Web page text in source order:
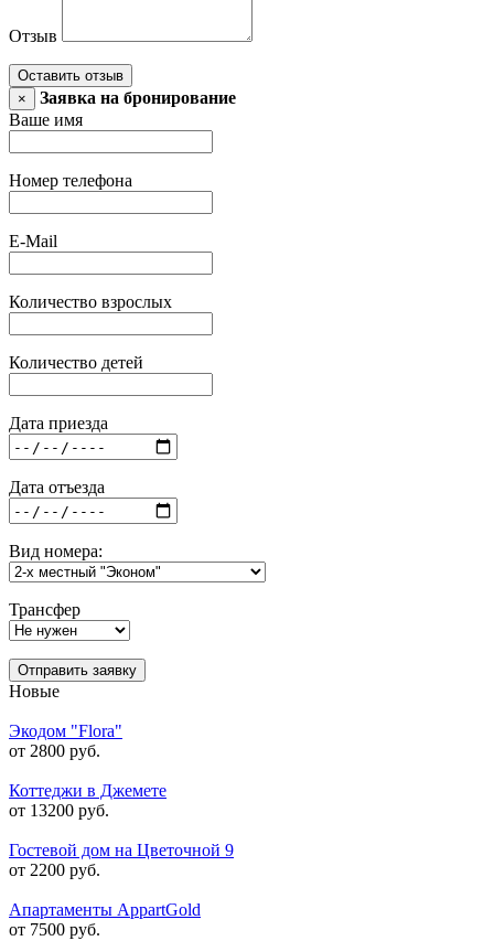
Отзыв
Оставить отзыв
×
Заявка на бронирование
Ваше имя
Номер телефона
E-Mail
Количество взрослых
Количество детей
Дата приезда
Дата отъезда
Вид номера:
Трансфер
Отправить заявку
Новые
Экодом "Flora"
от 2800 руб.
Коттеджи в Джемете
от 13200 руб.
Гостевой дом на Цветочной 9
от 2200 руб.
Апартаменты AppartGold
от 7500 руб.